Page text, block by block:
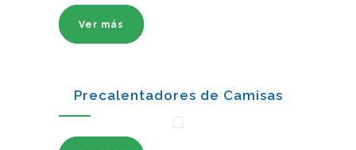
Ver más
Precalentadores de Camisas